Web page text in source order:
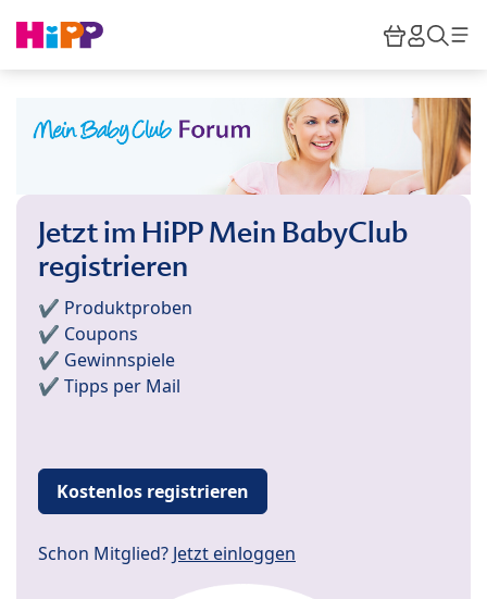
HiPP
Jetzt im HiPP Mein BabyClub
registrieren
✔️ Produktproben
✔️ Coupons
✔️ Gewinnspiele
✔️ Tipps per Mail
Kostenlos registrieren
Schon Mitglied? Jetzt einloggen